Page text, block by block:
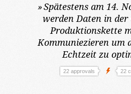
»Spätestens am 14.
werden Daten in
Produktionskette
Kommuniezieren um
Echtzeit zu
22 approvals 22